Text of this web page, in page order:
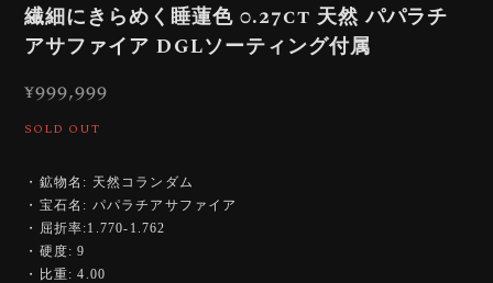
繊細にきらめく睡蓮色 0.27ct 天然 パパラチ
アサファイア DGLソーティング付属
¥999,999
SOLD OUT
・鉱物名: 天然コランダム
・宝石名: パパラチアサファイア
・屈折率:1.770-1.762
・硬度: 9
・比重: 4.00